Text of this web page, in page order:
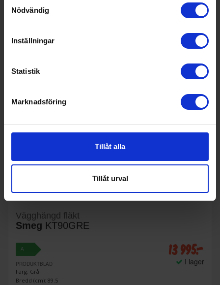
Nödvändig
Inställningar
Statistik
Marknadsföring
Tillåt alla
Tillåt urval
Vägghängd fläkt
Smeg KT90GRE
A
PRODUKTBLAD
Färg: Grå
Bredd (cm): 89.5
13 995:-
I lager